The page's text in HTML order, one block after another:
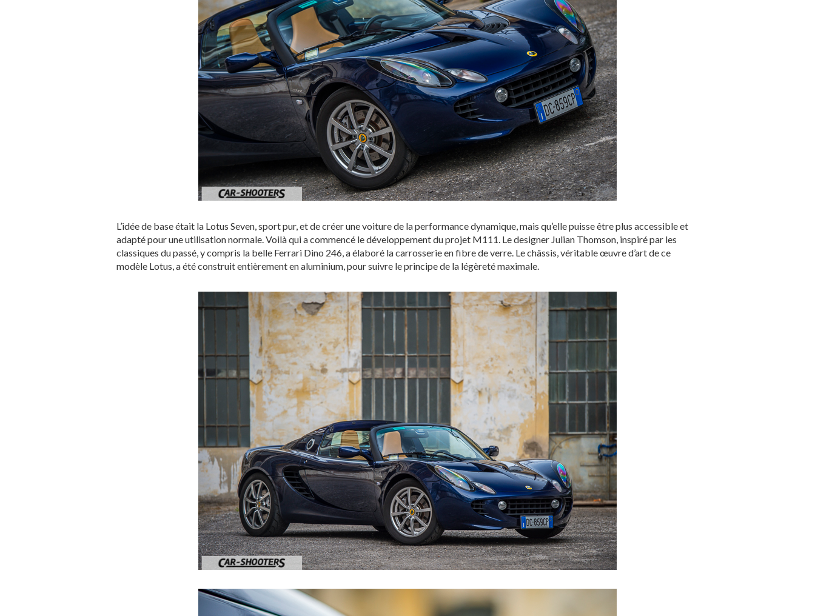
L’idée de base était la Lotus Seven, sport pur, et de créer une voiture de la performance dynamique, mais qu’elle puisse être plus accessible et
adapté pour une utilisation normale. Voilà qui a commencé le développement du projet M111. Le designer Julian Thomson, inspiré par les
classiques du passé, y compris la belle Ferrari Dino 246, a élaboré la carrosserie en fibre de verre. Le châssis, véritable œuvre d’art de ce
modèle Lotus, a été construit entièrement en aluminium, pour suivre le principe de la légèreté maximale.